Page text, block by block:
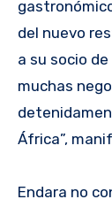
del nuevo
a su socio de
muchas
África”,
Endara no